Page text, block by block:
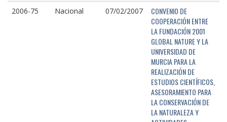
2006-75 Nacional 07/02/2007
CONVENIO DE
COOPERACIÓN ENTRE
LA FUNDACIÓN 2001
GLOBAL NATURE Y LA
UNIVERSIDAD DE
MURCIA PARA LA
REALIZACIÓN DE
ESTUDIOS CIENTÍFICOS,
ASESORAMIENTO PARA
LA CONSERVACIÓN DE
LA NATURALEZA Y